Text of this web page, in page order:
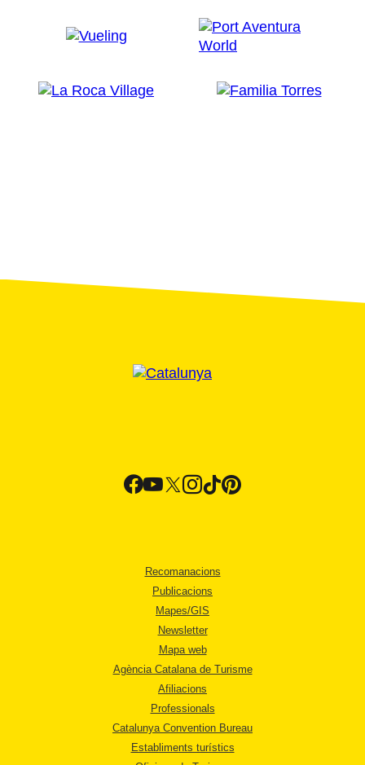
Recomanacions
Publicacions
Mapes/GIS
Newsletter
Mapa web
Agència Catalana de Turisme
Afiliacions
Professionals
Catalunya Convention Bureau
Establiments turístics